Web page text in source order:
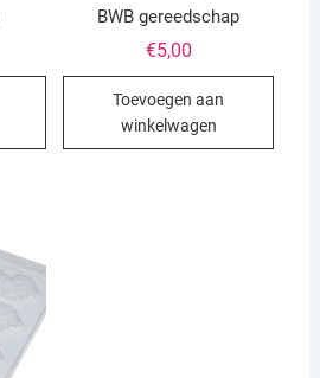
BWB gereedschap
€5,00
Toevoegen aan
winkelwagen